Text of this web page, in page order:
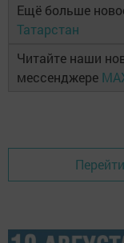
Ещё больше
Татарстан
Читайте наши
мессенджере